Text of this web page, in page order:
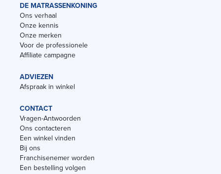
DE MATRASSENKONING
Ons verhaal
Onze kennis
Onze merken
Voor de professionele
Affiliate campagne
ADVIEZEN
Afspraak in winkel
CONTACT
Vragen-Antwoorden
Ons contacteren
Een winkel vinden
Bij ons
Franchisenemer worden
Een bestelling volgen